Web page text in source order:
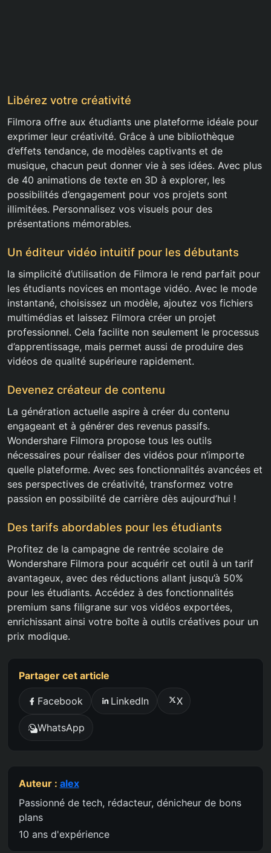
Libérez votre créativité
Filmora offre aux étudiants une plateforme idéale pour
exprimer leur créativité. Grâce à une bibliothèque
d’effets tendance, de modèles captivants et de
musique, chacun peut donner vie à ses idées. Avec plus
de 40 animations de texte en 3D à explorer, les
possibilités d’engagement pour vos projets sont
illimitées. Personnalisez vos visuels pour des
présentations mémorables.
Un éditeur vidéo intuitif pour les débutants
la simplicité d’utilisation de Filmora le rend parfait pour
les étudiants novices en montage vidéo. Avec le mode
instantané, choisissez un modèle, ajoutez vos fichiers
multimédias et laissez Filmora créer un projet
professionnel. Cela facilite non seulement le processus
d’apprentissage, mais permet aussi de produire des
vidéos de qualité supérieure rapidement.
Devenez créateur de contenu
La génération actuelle aspire à créer du contenu
engageant et à générer des revenus passifs.
Wondershare Filmora propose tous les outils
nécessaires pour réaliser des vidéos pour n’importe
quelle plateforme. Avec ses fonctionnalités avancées et
ses perspectives de créativité, transformez votre
passion en possibilité de carrière dès aujourd’hui !
Des tarifs abordables pour les étudiants
Profitez de la campagne de rentrée scolaire de
Wondershare Filmora pour acquérir cet outil à un tarif
avantageux, avec des réductions allant jusqu’à 50%
pour les étudiants. Accédez à des fonctionnalités
premium sans filigrane sur vos vidéos exportées,
enrichissant ainsi votre boîte à outils créatives pour un
prix modique.
Partager cet article
Facebook LinkedIn X
WhatsApp
Auteur : alex
Passionné de tech, rédacteur, dénicheur de bons
plans
10 ans d'expérience